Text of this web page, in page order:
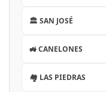
🏛️ SAN JOSÉ
🚜 CANELONES
🏘️ LAS PIEDRAS